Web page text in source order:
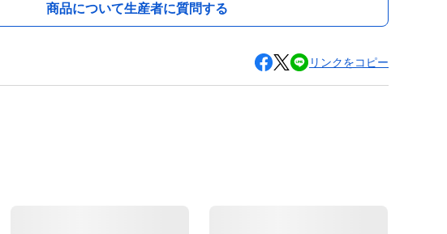
商品について生産者に質問する
リンクをコピー